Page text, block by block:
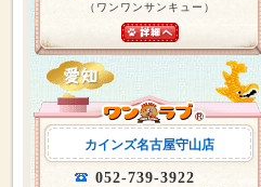
（ワンワンサンキュー）
カインズ名古屋守山店
052-739-3922